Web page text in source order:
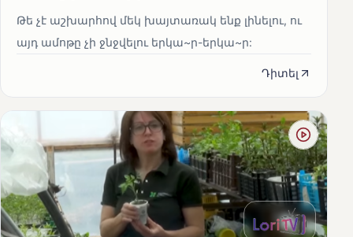
Թե չէ աշխարհով մեկ խայտառակ ենք լինելու, ու
այդ ամոթը չի ջնջվելու երկա~ր-երկա~ր:
Դիտել